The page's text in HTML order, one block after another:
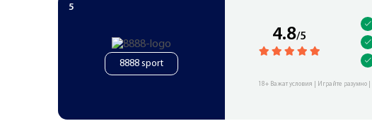
8888 sport
4.8/5
18+ Важат условия | Играйте разумно |